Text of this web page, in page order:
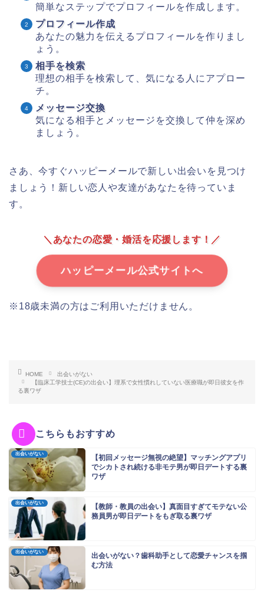
簡単なステップでプロフィールを作成します。
プロフィール作成
あなたの魅力を伝えるプロフィールを作りまし
ょう。
相手を検索
理想の相手を検索して、気になる人にアプロー
チ。
メッセージ交換
気になる相手とメッセージを交換して仲を深め
ましょう。
さあ、今すぐハッピーメールで新しい出会いを見つけ
ましょう！新しい恋人や友達があなたを待っていま
す。
＼あなたの恋愛・婚活を応援します！／
ハッピーメール公式サイトへ
※18歳未満の方はご利用いただけません。
HOME
出会いがない
【臨床工学技士(CE)の出会い】理系で女性慣れしていない医療職が即日彼女を作
る裏ワザ
こちらもおすすめ
出会いがない
【初回メッセージ無視の絶望】マッチングアプリ
でシカトされ続ける非モテ男が即日デートする裏
ワザ
出会いがない
【教師・教員の出会い】真面目すぎてモテない公
務員男が即日デートをもぎ取る裏ワザ
出会いがない
出会いがない？歯科助手として恋愛チャンスを掴
む方法